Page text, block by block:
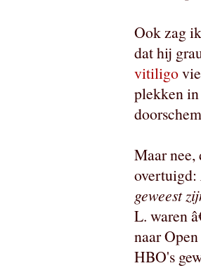
Ook zag
dat hij
vitiligo
plekken
Maar
overtuigd:
geweest
L. waren
naar
HBO's